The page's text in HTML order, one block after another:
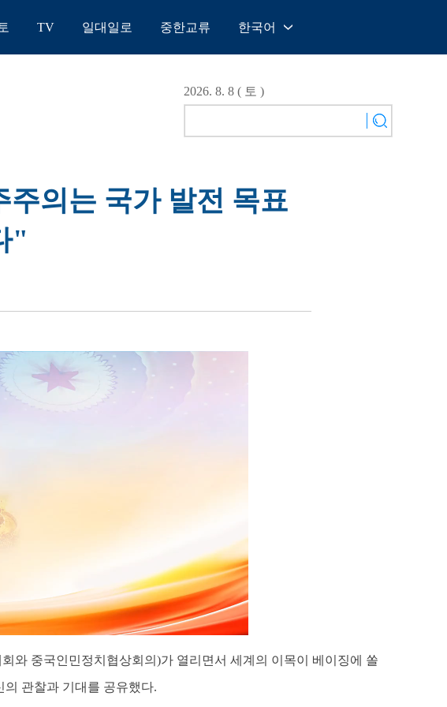
TV 일대일로 중한교류 한국어
English
Español
日本語
2026. 8. 8 ( 토 )
의는 국가 발전 목표
"
와 중국인민정치협상회의)가 열리면서 세계의 이목이 베이징에 쏠
관찰과 기대를 공유했다.